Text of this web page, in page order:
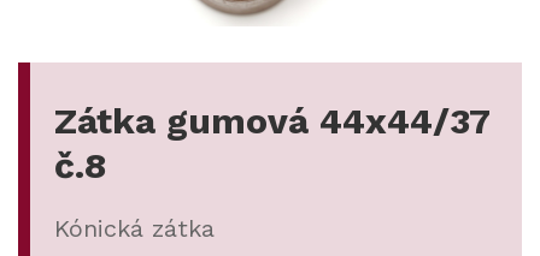
Zátka gumová 44x44/37
č.8
Kónická zátka